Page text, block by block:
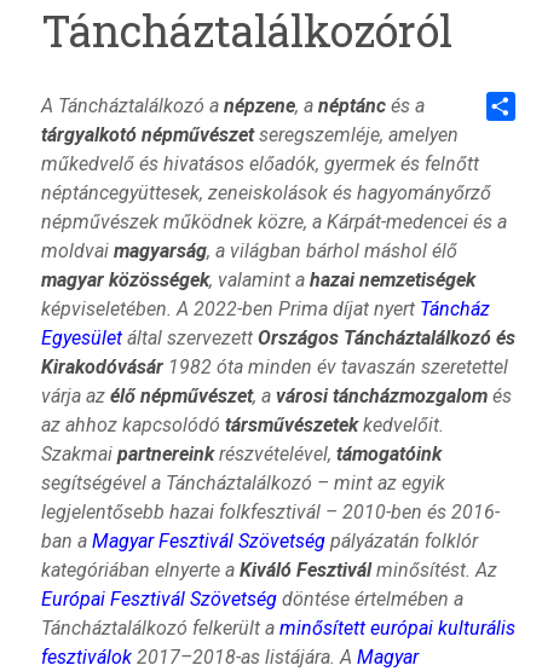
Táncháztalálkozóról
A Táncháztalálkozó a népzene, a néptáncés a
tárgyalkotó népművészetseregszemléje, amelyen
műkedvelő és hivatásos előadók, gyermek és felnőtt
néptáncegyüttesek, zeneiskolások és hagyományőrző
népművészek működnek közre, a Kárpát-medencei és a
moldvai magyarság, a világban bárhol máshol élő
magyar közösségek, valamint a hazai nemzetiségek
képviseletében. A 2022-ben Prima díjat nyert Táncház
Egyesületáltal szervezett Országos Táncháztalálkozó és
Kirakodóvásár1982 óta minden év tavaszán szeretettel
várja az élő népművészet, a városi táncházmozgalomés
az ahhoz kapcsolódó társművészetekkedvelőit.
Szakmai partnereinkrészvételével, támogatóink
segítségével a Táncháztalálkozó – mint az egyik
legjelentősebb hazai folkfesztivál – 2010-ben és 2016-
ban a Magyar Fesztivál Szövetségpályázatán folklór
kategóriában elnyerte a Kiváló Fesztiválminősítést. Az
Európai Fesztivál Szövetség döntése értelmében a
Táncháztalálkozó felkerült a minősített európai kulturális
fesztiválok 2017–2018-as listájára. A Magyar